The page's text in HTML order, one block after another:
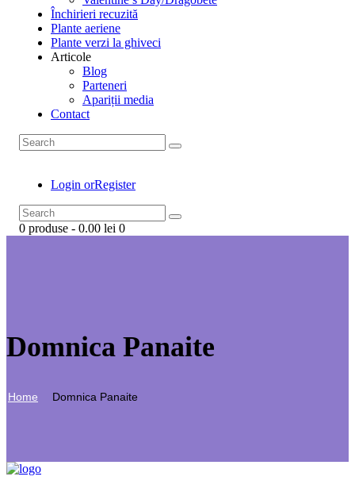
Închirieri recuzită
Plante aeriene
Plante verzi la ghiveci
Articole
Blog
Parteneri
Apariții media
Contact
Login orRegister
0 produse - 0.00 lei 0
Domnica Panaite
Home Domnica Panaite